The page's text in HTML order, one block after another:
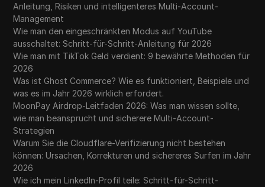
Anleitung, Risiken und intelligenteres Multi-Account-
Management
Wie man den eingeschränkten Modus auf YouTube
ausschaltet: Schritt-für-Schritt-Anleitung für 2026
Wie man mit TikTok Geld verdient: 9 bewährte Methoden für
2026
Was ist Ghost Commerce? Wie es funktioniert, Beispiele und
was es im Jahr 2026 wirklich erfordert.
MoonPay Airdrop-Leitfaden 2026: Was man wissen sollte,
wie man beansprucht und sicherere Multi-Account-
Strategien
Warum Sie die Cloudflare-Verifizierung nicht bestehen
können: Ursachen, Korrekturen und sichereres Surfen im Jahr
2026
Wie ich mein LinkedIn-Profil teile: Schritt-für-Schritt-